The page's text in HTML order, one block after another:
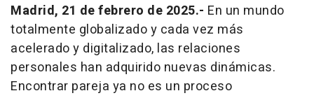
Madrid, 21 de febrero de 2025.- En un mundo
totalmente globalizado y cada vez más
acelerado y digitalizado, las relaciones
personales han adquirido nuevas dinámicas.
Encontrar pareja ya no es un proceso